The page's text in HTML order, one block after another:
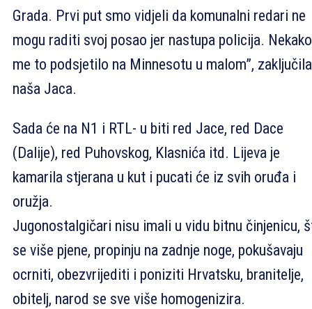
Grada. Prvi put smo vidjeli da komunalni redari ne
mogu raditi svoj posao jer nastupa policija. Nekako
me to podsjetilo na Minnesotu u malom”,
naša Jaca.
Sada će na N1 i RTL- u biti red Jace, red Dace
(Dalije), red Puhovskog, Klasnića itd. Lijeva je
kamarila stjerana u kut i pucati će iz svih oruđa i
oružja.
Jugonostalgičari nisu imali u vidu bitnu činjenicu,
se više pjene, propinju na zadnje noge, pokušavaju
ocrniti, obezvrijediti i poniziti Hrvatsku, branitelje,
obitelj, narod se sve više homogenizira.